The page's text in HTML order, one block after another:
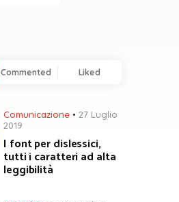
Commented Liked
Comunicazione
27 Luglio
2019
I font per dislessici,
tutti i caratteri ad alta
leggibilità